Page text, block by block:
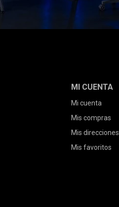
MI CUENTA
Mi cuenta
Mis compras
Mis direcciones
Mis favoritos